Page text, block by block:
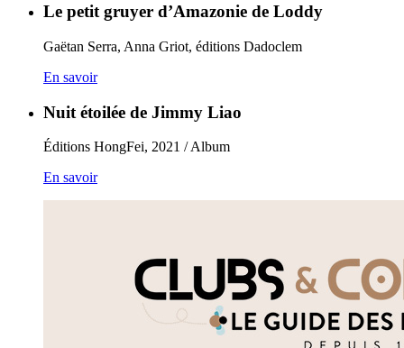
Le petit gruyer d’Amazonie de Loddy
Gaëtan Serra, Anna Griot, éditions Dadoclem
En savoir
Nuit étoilée de Jimmy Liao
Éditions HongFei, 2021 / Album
En savoir